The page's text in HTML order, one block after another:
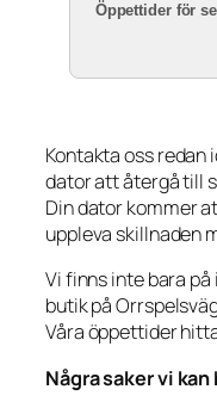
Öppettider för
Kontakta oss redan
dator att återgå till
Din dator kommer
uppleva skillnaden
Vi finns inte bara
butik på
Våra öppettider
Några saker vi